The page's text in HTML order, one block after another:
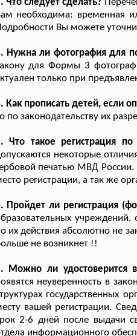
необходима: временная
Вы можете
Нужна ли фотография для
для Формы 3
только при
Как прописать детей, если
по законодательству их
Что такое регистрация
некоторые
печатью МВД России.
регистрации, а так же
Пройдет ли регистрация
учреждений,
их действия абсолютно не
не возникнет !!
Можно ли удостоверится
неуверенность в
государственных
вашей регистрации.
2-6 дней после выдачи
информационного